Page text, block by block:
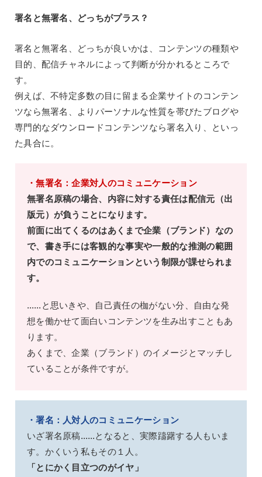
署名と無署名、どっちがプラス？
署名と無署名、どっちが良いかは、コンテンツの種類や
目的、配信チャネルによって判断が分かれるところで
す。
例えば、不特定多数の目に留まる企業サイトのコンテン
ツなら無署名、よりパーソナルな性質を帯びたブログや
専門的なダウンロードコンテンツなら署名入り、といっ
た具合に。
・無署名：企業対人のコミュニケーション
無署名原稿の場合、内容に対する責任は配信元（出
版元）が負うことになります。
前面に出てくるのはあくまで企業（ブランド）なの
で、書き手には客観的な事実や一般的な推測の範囲
内でのコミュニケーションという制限が課せられま
す。
……と思いきや、自己責任の枷がない分、自由な発
想を働かせて面白いコンテンツを生み出すこともあ
ります。
あくまで、企業（ブランド）のイメージとマッチし
ていることが条件ですが。
・署名：人対人のコミュニケーション
いざ署名原稿……となると、実際躊躇する人もいま
す。かくいう私もその１人。
「とにかく目立つのがイヤ」